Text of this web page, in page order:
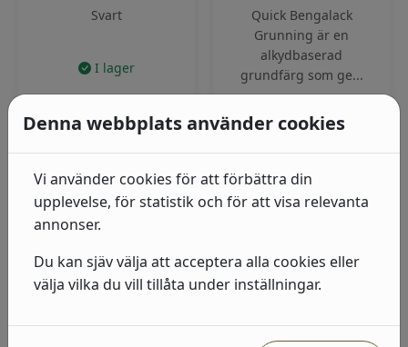
Svart
I lager
Välj kulör
Quick Bengalack
Grunning är en
alkydbaserad
grundfärg som ge...
269kr
2 storlekar
Denna webbplats använder cookies
Vi använder cookies för att förbättra din
upplevelse, för statistik och för att visa relevanta
annonser.
Du kan sjäv välja att acceptera alla cookies eller
välja vilka du vill tillåta under inställningar.